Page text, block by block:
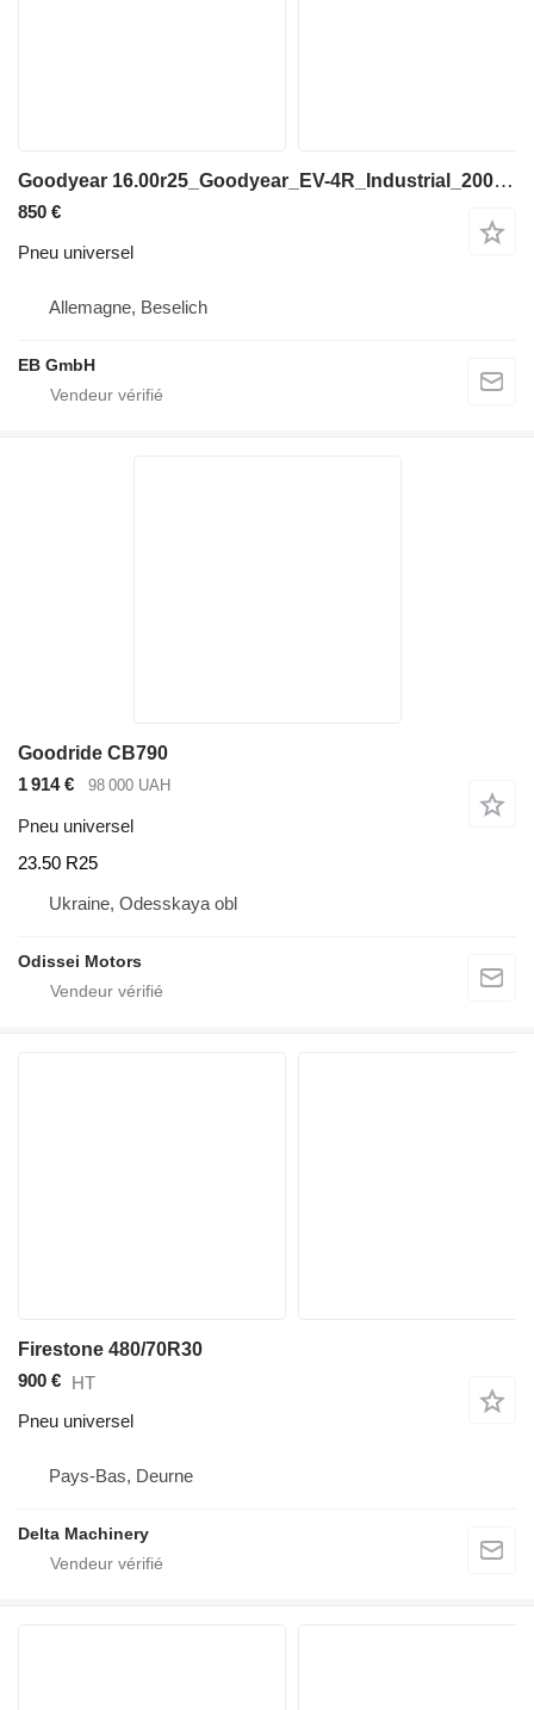
Goodyear 16.00r25_Goodyear_EV-4R_Industrial_200A5_3 Sterne_TOP
850 €
Pneu universel
Allemagne, Beselich
EB GmbH
Goodride CB790
1 914 €
98 000 UAH
Pneu universel
23.50 R25
Ukraine, Odesskaya obl
Odissei Motors
Firestone 480/70R30
900 € HT
Pneu universel
Pays-Bas, Deurne
Delta Machinery